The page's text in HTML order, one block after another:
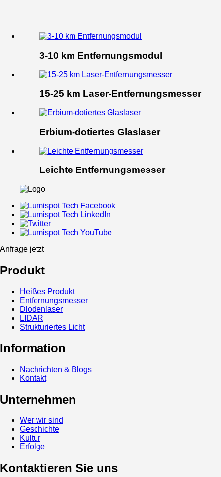
3-10 km Entfernungsmodul
15-25 km Laser-Entfernungsmesser
Erbium-dotiertes Glaslaser
Leichte Entfernungsmesser
Anfrage jetzt
Produkt
Heißes Produkt
Entfernungsmesser
Diodenlaser
LIDAR
Strukturiertes Licht
Information
Nachrichten & Blogs
Kontakt
Unternehmen
Wer wir sind
Geschichte
Kultur
Erfolge
Kontaktieren Sie uns